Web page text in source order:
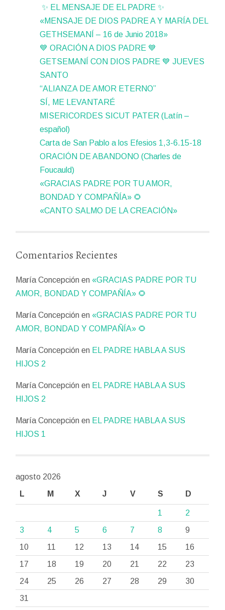
✨ EL MENSAJE DE EL PADRE ✨
«MENSAJE DE DIOS PADRE A Y MARÍA DEL
GETHSEMANÍ – 16 de Junio 2018»
💙 ORACIÓN A DIOS PADRE 💙
GETSEMANÍ CON DIOS PADRE 💙 JUEVES
SANTO
“ALIANZA DE AMOR ETERNO”
SÍ, ME LEVANTARÉ
MISERICORDES SICUT PATER (Latín –
español)
Carta de San Pablo a los Efesios 1,3-6.15-18
ORACIÓN DE ABANDONO (Charles de
Foucauld)
«GRACIAS PADRE POR TU AMOR,
BONDAD Y COMPAÑÍA» 🌻
«CANTO SALMO DE LA CREACIÓN»
Comentarios Recientes
María Concepción en «GRACIAS PADRE POR TU
AMOR, BONDAD Y COMPAÑÍA» 🌻
María Concepción en «GRACIAS PADRE POR TU
AMOR, BONDAD Y COMPAÑÍA» 🌻
María Concepción en EL PADRE HABLA A SUS
HIJOS 2
María Concepción en EL PADRE HABLA A SUS
HIJOS 2
María Concepción en EL PADRE HABLA A SUS
HIJOS 1
agosto 2026
L
M X J V S D
1
2
3
4 5 6 7 8
9
10
11 12 13 14 15
16
17
18 19 20 21 22
23
24
25 26 27 28 29
30
31